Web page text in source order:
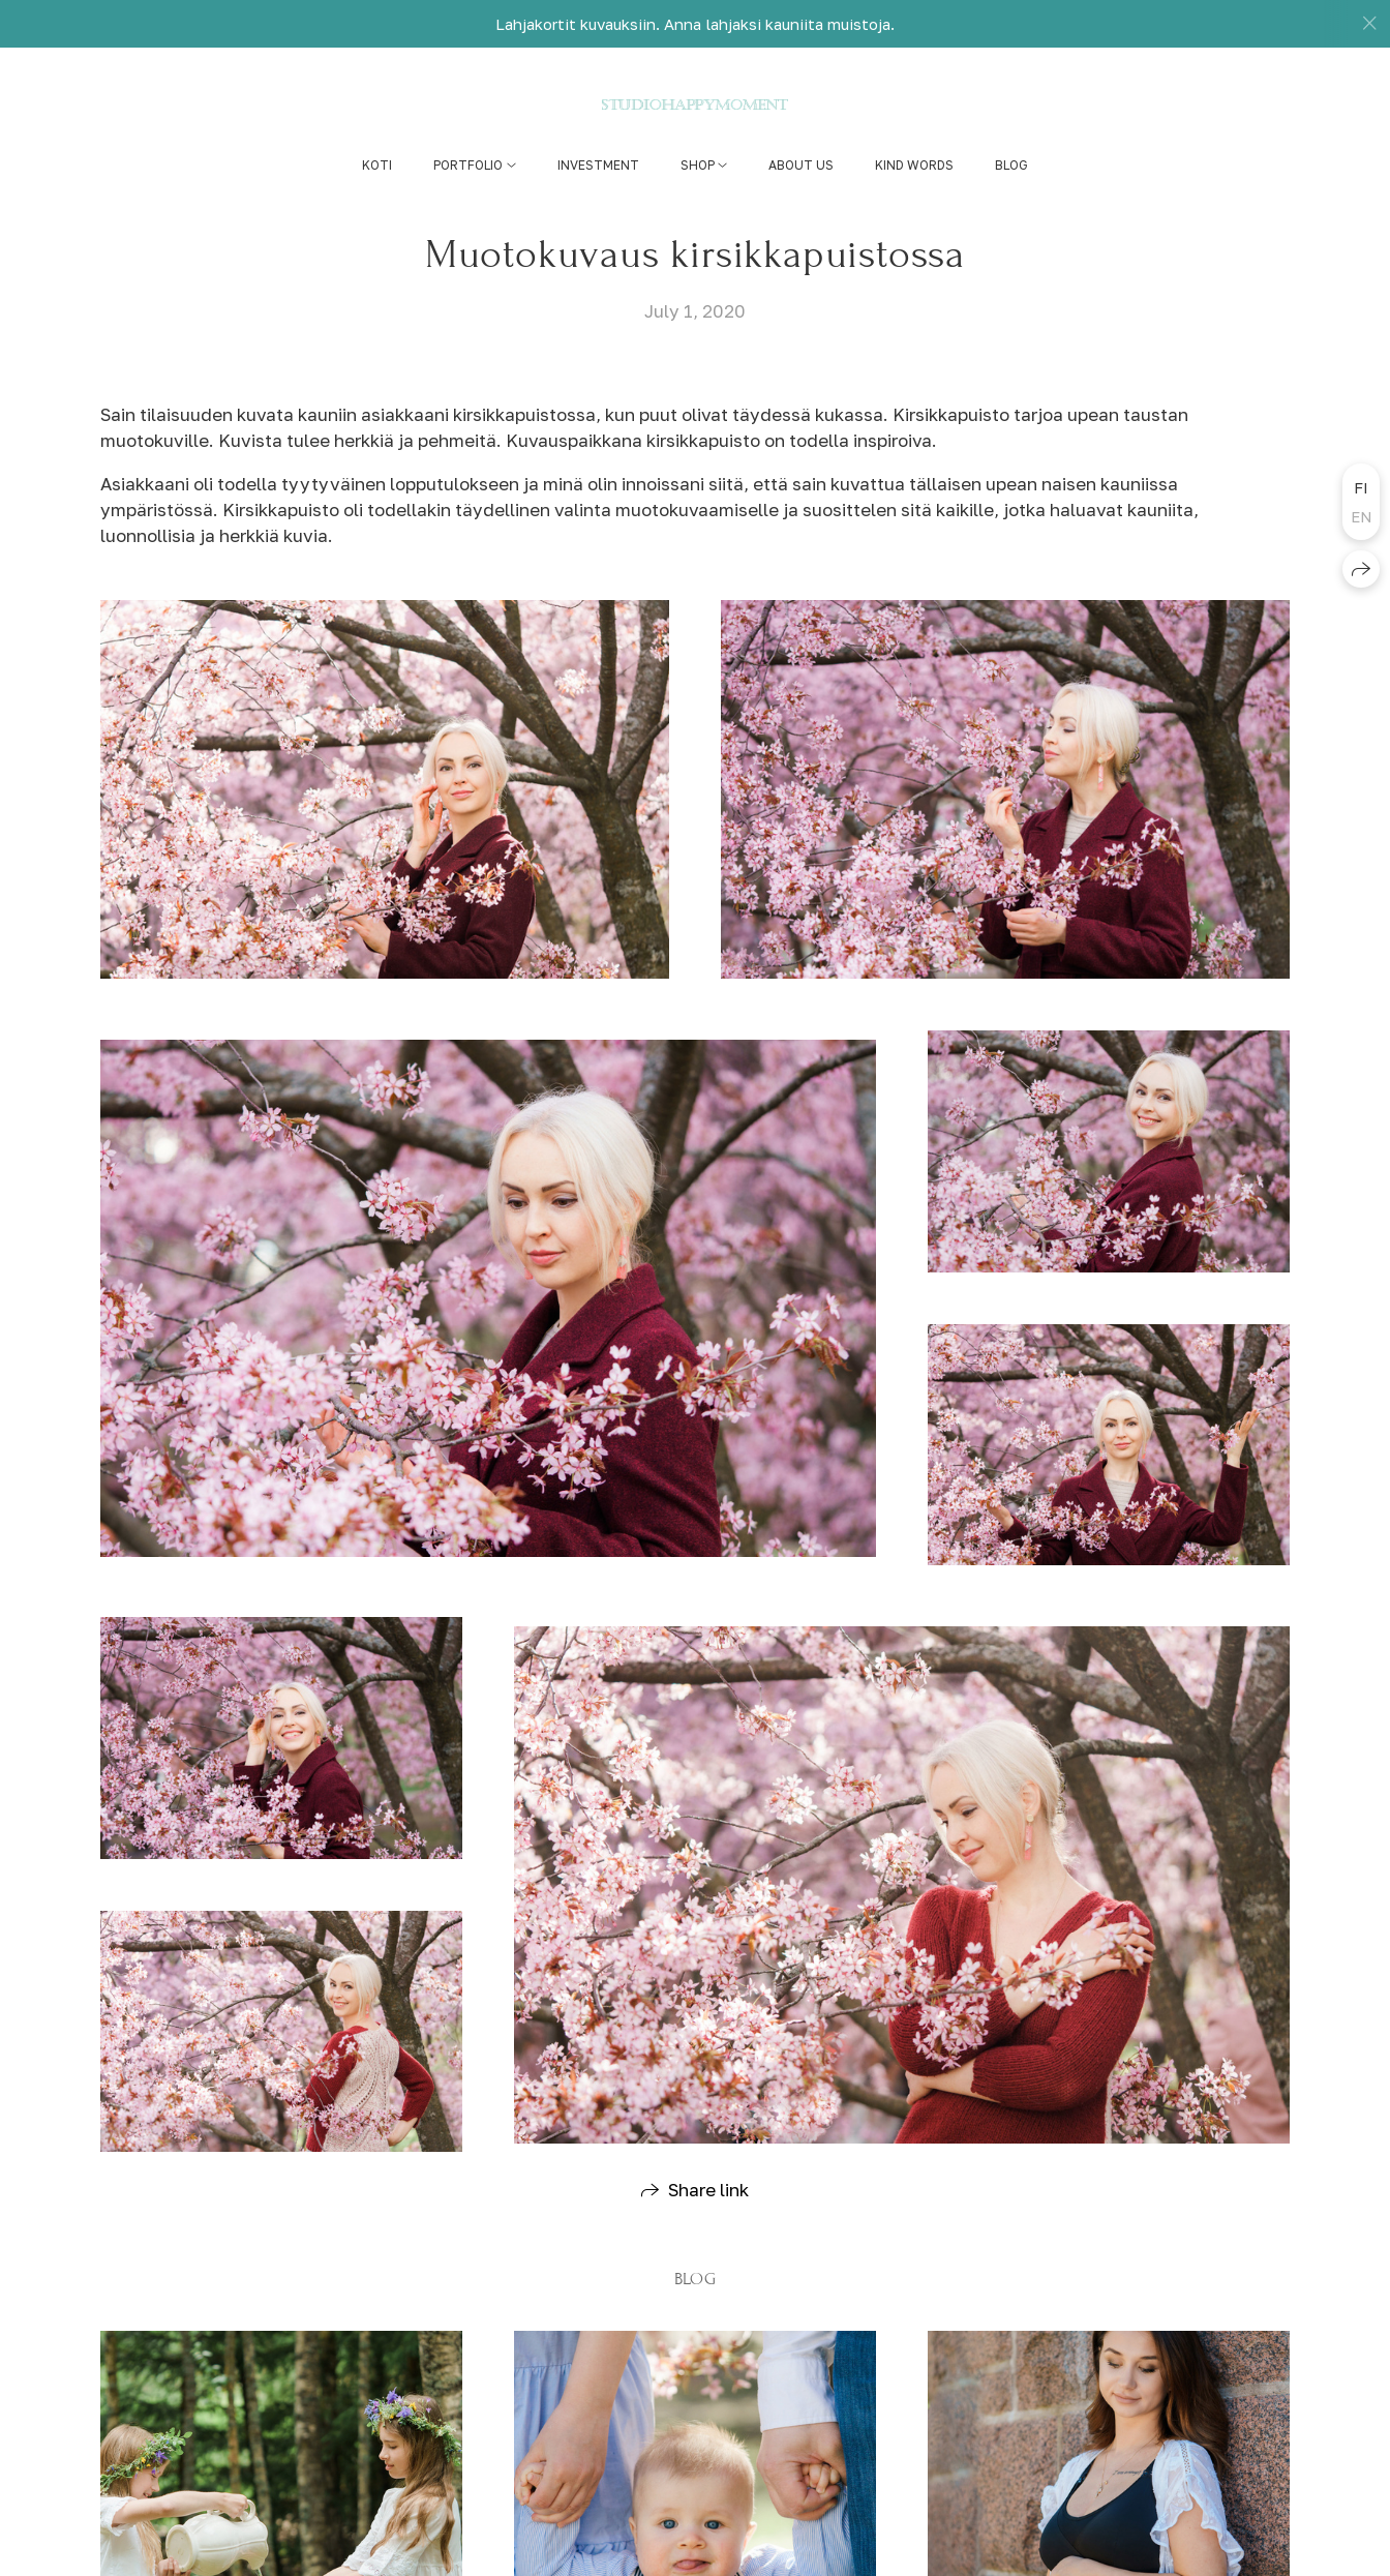
KOTI PORTFOLIO INVESTMENT SHOP ABOUT US KIND WORDS BLOG
Muotokuvaus kirsikkapuistossa
July 1, 2020
Sain tilaisuuden kuvata kauniin asiakkaani kirsikkapuistossa, kun puut olivat täydessä kukassa. Kirsikkapuisto tarjoa upean taustan
muotokuville. Kuvista tulee herkkiä ja pehmeitä. Kuvauspaikkana kirsikkapuisto on todella inspiroiva.
Asiakkaani oli todella tyytyväinen lopputulokseen ja minä olin innoissani siitä, että sain kuvattua tällaisen upean naisen kauniissa
ympäristössä. Kirsikkapuisto oli todellakin täydellinen valinta muotokuvaamiselle ja suosittelen sitä kaikille, jotka haluavat kauniita,
luonnollisia ja herkkiä kuvia.
Share link
BLOG
FI
EN
Lahjakortit kuvauksiin. Anna lahjaksi kauniita muistoja.